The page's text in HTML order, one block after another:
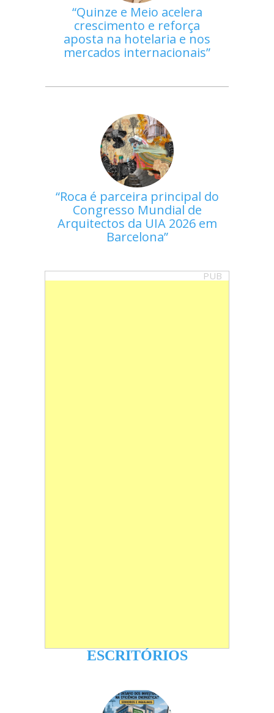
Quinze e Meio acelera
crescimento e reforça
aposta na hotelaria e nos
mercados internacionais
Roca é parceira principal do
Congresso Mundial de
Arquitectos da UIA 2026 em
Barcelona
PUB
ESCRITÓRIOS